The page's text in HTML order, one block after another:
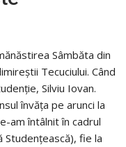
Sâmbăta din
Tecuciului. Când
Silviu Iovan.
învăţa pe arunci la
am întâlnit în cadrul
Studenţească), fie la